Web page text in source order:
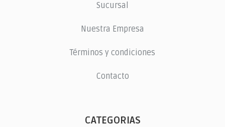
Sucursal
Nuestra Empresa
Términos y condiciones
Contacto
CATEGORIAS